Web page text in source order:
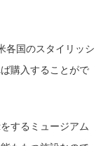
各国のスタイリッシ
購入することがで
するミュージアム